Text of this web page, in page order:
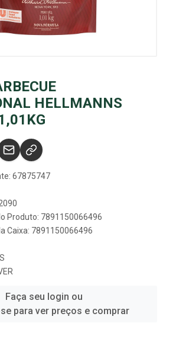
HELLMANNS
67875747
Produto: 7891150066496
Caixa: 7891150066496
Faça seu login ou
para ver preços e comprar